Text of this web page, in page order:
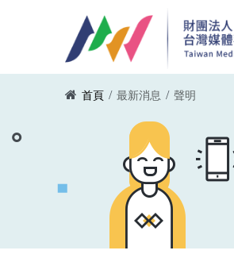
您在這裡
首頁 / 最新消息 / 聲明